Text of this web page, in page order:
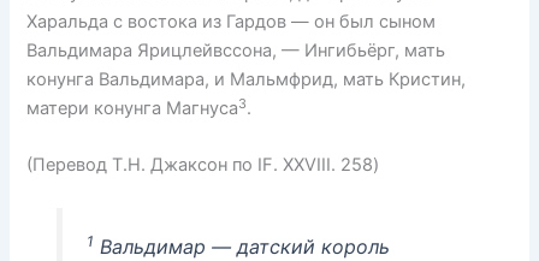
Харальда с востока из Гардов — он был сыном
Вальдимара Ярицлейвссона, — Ингибьёрг, мать
конунга Вальдимара, и Мальмфрид, мать Кристин,
матери конунга Магнуса3.
(Перевод Т.Н. Джаксон по IF. XXVIII. 258)
1 Вальдимар — датский король